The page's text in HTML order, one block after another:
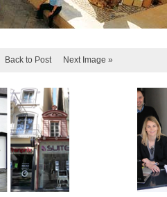
Back to Post Next Image »